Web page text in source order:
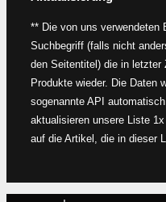
** Die von uns verwendeten
Suchbegriff (falls nicht
den Seitentitel) die in
Produkte wieder. Die Daten
sogenannte API
aktualisieren unsere Liste
auf die Artikel, die in dieser